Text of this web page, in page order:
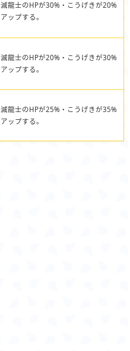
滅龍士のHPが30%・こうげきが20%
アップする。
滅龍士のHPが20%・こうげきが30%
アップする。
滅龍士のHPが25%・こうげきが35%
アップする。